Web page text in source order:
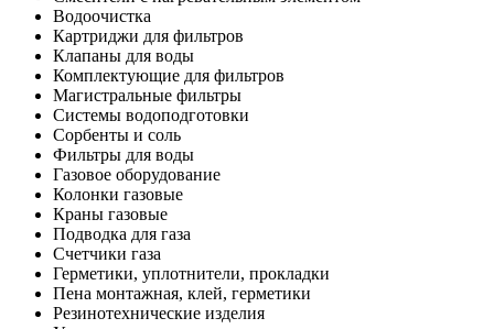
Водоочистка
Картриджи для фильтров
Клапаны для воды
Комплектующие для фильтров
Магистральные фильтры
Системы водоподготовки
Сорбенты и соль
Фильтры для воды
Газовое оборудование
Колонки газовые
Краны газовые
Подводка для газа
Счетчики газа
Герметики, уплотнители, прокладки
Пена монтажная, клей, герметики
Резинотехнические изделия